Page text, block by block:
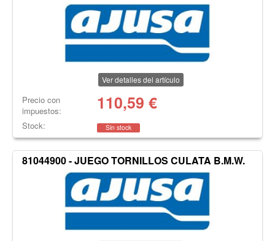
Ver detalles del artículo
Precio con
impuestos:
110,59 €
Stock: Sin stock
81044900 - JUEGO TORNILLOS CULATA B.M.W.